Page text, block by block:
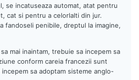
se incatuseaza automat, atat pentru
cat si pentru a celorlalti din jur.
fandoseli penibile, dreptul la imagine,
mai inaintam, trebuie sa incepem sa
conform careia francezii sunt
sa adoptam sisteme anglo-